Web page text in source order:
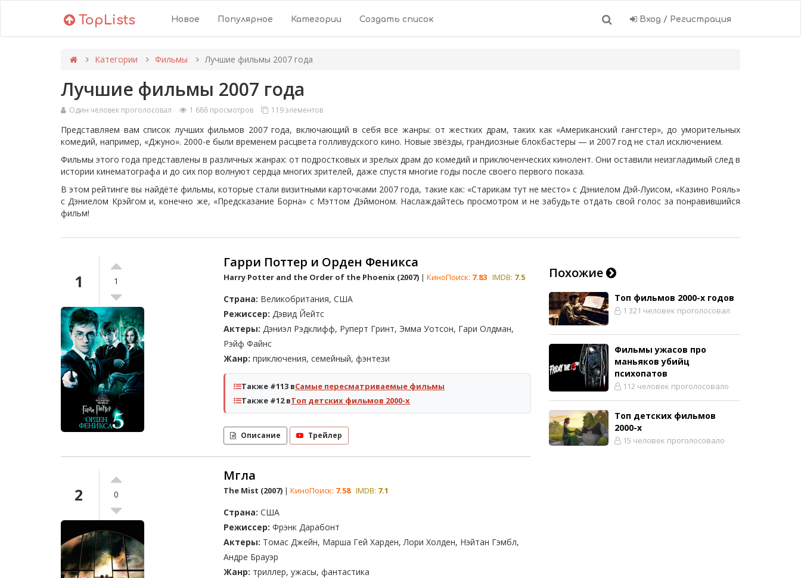
TopLists Новое Популярное Категории Создать список Вход / Регистрация
Категории Фильмы Лучшие фильмы 2007 года
Лучшие фильмы 2007 года
Один человек проголосовал 1 686 просмотров 119 элементов
Представляем вам список лучших фильмов 2007 года, включающий в себя все жанры: от жестких драм, таких как «Американский гангстер», до уморительных
комедий, например, «Джуно». 2000-е были временем расцвета голливудского кино. Новые звёзды, грандиозные блокбастеры — и 2007 год не стал исключением.
Фильмы этого года представлены в различных жанрах: от подростковых и зрелых драм до комедий и приключенческих кинолент. Они оставили неизгладимый след в
истории кинематографа и до сих пор волнуют сердца многих зрителей, даже спустя многие годы после своего первого показа.
В этом рейтинге вы найдёте фильмы, которые стали визитными карточками 2007 года, такие как: «Старикам тут не место» с Дэниелом Дэй-Луисом, «Казино Рояль»
с Дэниелом Крэйгом и, конечно же, «Предсказание Борна» с Мэттом Дэймоном. Наслаждайтесь просмотром и не забудьте отдать свой голос за понравившийся
фильм!
1 1
Гарри Поттер и Орден Феникса
Harry Potter and the Order of the Phoenix (2007)| КиноПоиск: 7.83 IMDB: 7.5
Страна: Великобритания, США
Режиссер: Дэвид Йейтс
Актеры: Дэниэл Рэдклифф, Руперт Гринт, Эмма Уотсон, Гари Олдман,
Рэйф Файнс
Жанр: приключения, семейный, фэнтези
Также #113 вСамые пересматриваемые фильмы
Также #12 вТоп детских фильмов 2000-х
Описание Трейлер
2 0
Мгла
The Mist (2007)| КиноПоиск: 7.58 IMDB: 7.1
Страна: США
Режиссер: Фрэнк Дарабонт
Актеры: Томас Джейн, Марша Гей Харден, Лори Холден, Нэйтан Гэмбл,
Андре Брауэр
Жанр: триллер, ужасы, фантастика
Похожие
Топ фильмов 2000-х годов
1 321 человек проголосовал
Фильмы ужасов про
маньяков убийц
психопатов
112 человек проголосовало
Топ детских фильмов
2000-х
15 человек проголосовало